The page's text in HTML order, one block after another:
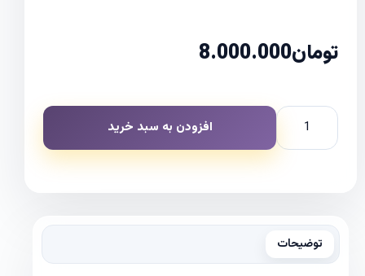
تومان8.000.000
افزودن به سبد خرید
توضیحات